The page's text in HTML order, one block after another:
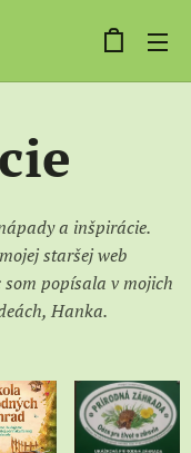
a inšpirácie.
staršej web
som popísala v mojich
Hanka.